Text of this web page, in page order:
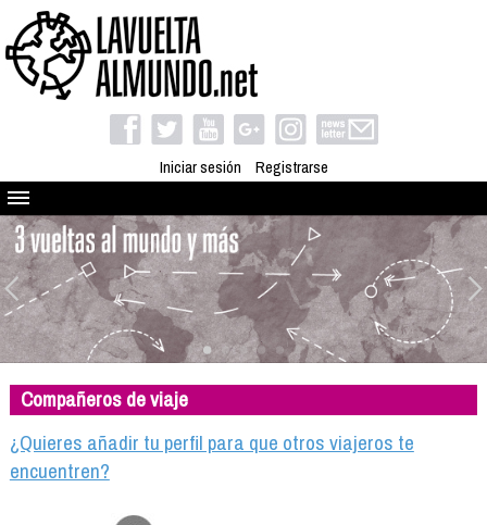
Iniciar sesión Registrarse
Quienes somos
El proyecto
Blog
Viaja con nosotros
Camino solidario
Libros
Compañeros de viaje
Compañeros de viaje
¿Quieres añadir tu perfil para que otros viajeros te
encuentren?